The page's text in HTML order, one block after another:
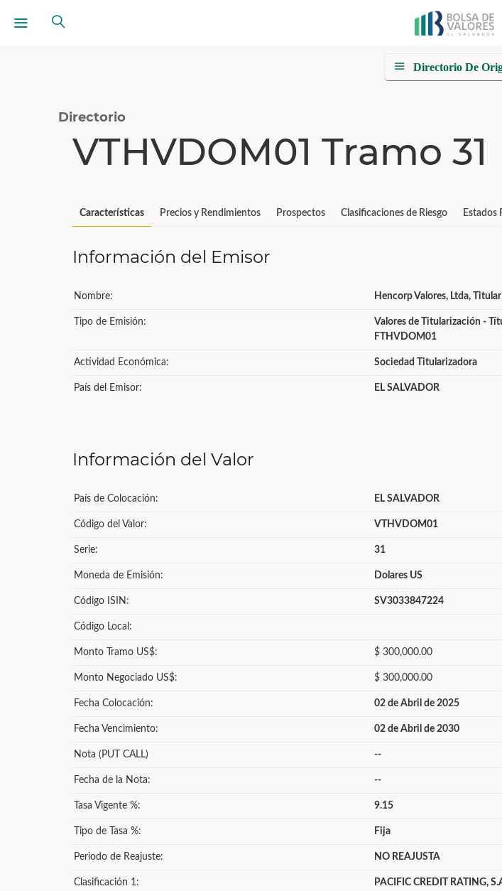
Directorio De
Directorio
VTHVDOM01 Tramo 31
Características Precios y Rendimientos Prospectos Clasificaciones de Riesgo Estados
Información del Emisor
Nombre: Hencorp Valores, Ltda,
Tipo de Emisión:
Valores de Titularización -
FTHVDOM01
Actividad Económica: Sociedad Titularizadora
País del Emisor: EL SALVADOR
Información del Valor
País de Colocación: EL SALVADOR
Código del Valor: VTHVDOM01
Serie: 31
Moneda de Emisión: Dolares US
Código ISIN: SV3033847224
Código Local:
Monto Tramo US$: $ 300,000.00
Monto Negociado US$: $ 300,000.00
Fecha Colocación: 02 de Abril de 2025
Fecha Vencimiento: 02 de Abril de 2030
Nota (PUT CALL) --
Fecha de la Nota: --
Tasa Vigente %: 9.15
Tipo de Tasa %: Fija
Periodo de Reajuste: NO REAJUSTA
Clasificación 1: PACIFIC CREDIT RATING,